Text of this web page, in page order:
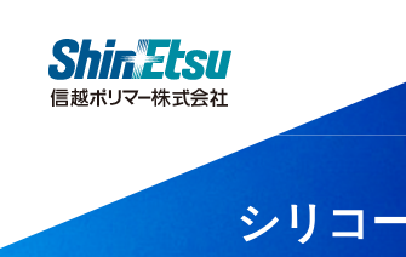
シリコ
製品情報
研究・開発
会社情報
サステナビリ
株主・投資家